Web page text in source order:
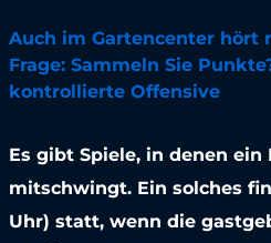
Auch im Gartencenter hört
Frage: Sammeln Sie
kontrollierte Offensive
Es gibt Spiele, in denen ein
mitschwingt. Ein solches
Uhr) statt, wenn die